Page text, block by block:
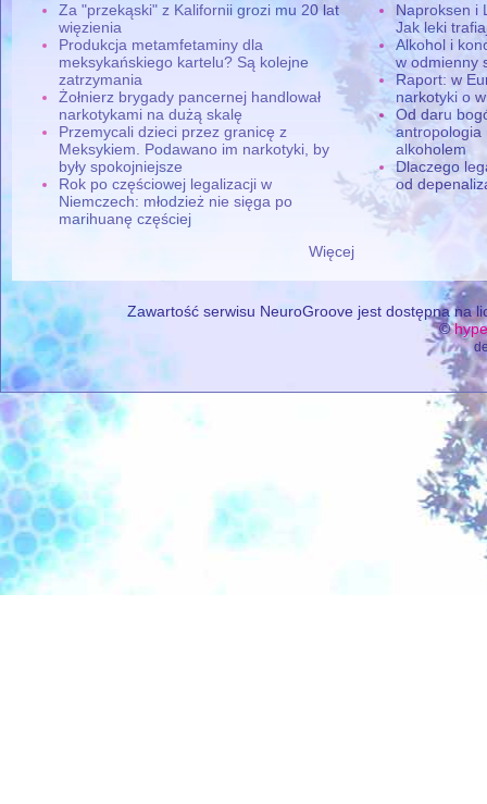
Za "przekąski" z Kalifornii grozi mu 20 lat
więzienia
Produkcja metamfetaminy dla
meksykańskiego kartelu? Są kolejne
zatrzymania
Żołnierz brygady pancernej handlował
narkotykami na dużą skalę
Przemycali dzieci przez granicę z
Meksykiem. Podawano im narkotyki, by
były spokojniejsze
Rok po częściowej legalizacji w
Niemczech: młodzież nie sięga po
marihuanę częściej
Więcej
Naproksen i
Jak leki
Alkohol i
w odmienny
Raport: w
narkotyki o
Od daru
antropologia
alkoholem
Dlaczego
od
Zawartość serwisu NeuroGroove jest dostępna na
©